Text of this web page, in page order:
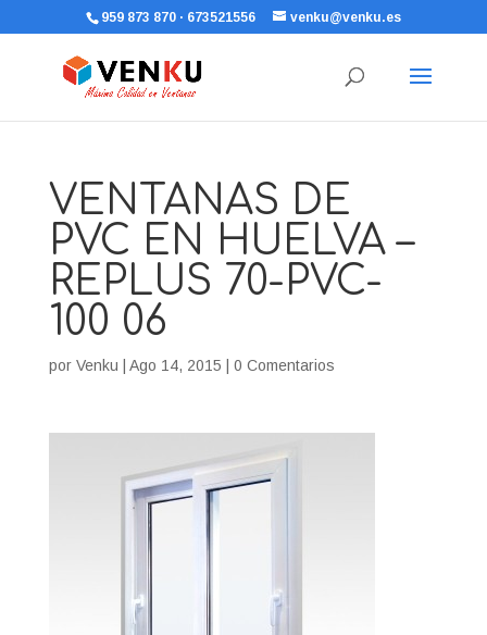
959 873 870 · 673521556 venku@venku.es
VENTANAS DE
PVC EN HUELVA –
REPLUS 70-PVC-
100 06
por Venku Ago 14, 2015 0 Comentarios